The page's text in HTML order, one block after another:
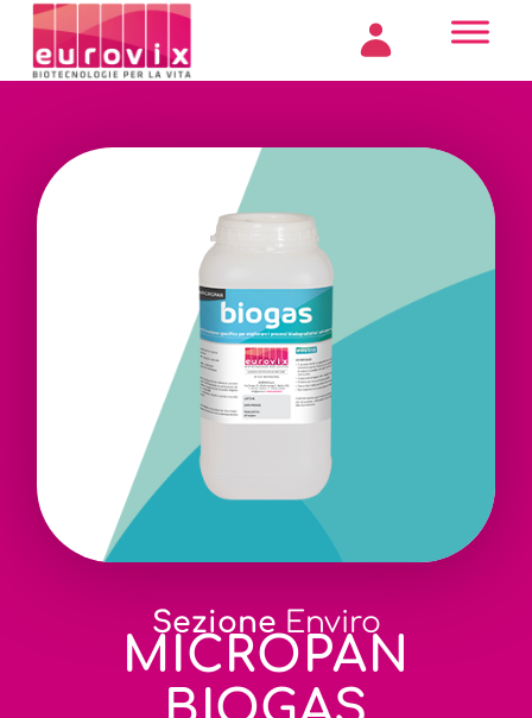
Sezione Enviro
MICROPAN